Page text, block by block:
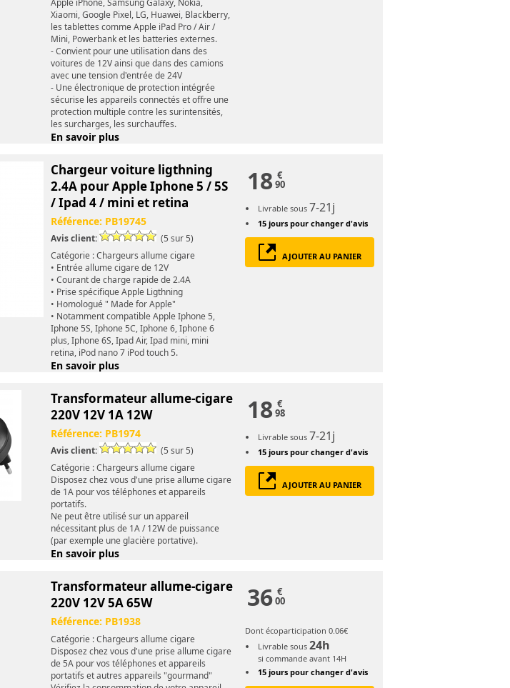
Apple iPhone, Samsung Galaxy, Nokia,
Xiaomi, Google Pixel, LG, Huawei, Blackberry,
les tablettes comme Apple iPad Pro / Air /
Mini, Powerbank et les batteries externes.
- Convient pour une utilisation dans des
voitures de 12V ainsi que dans des camions
avec une tension d'entrée de 24V
- Une électronique de protection intégrée
sécurise les appareils connectés et offre une
protection multiple contre les surintensités,
les surcharges, les surchauffes.
En savoir plus
Chargeur voiture ligthning
2.4A pour Apple Iphone 5 / 5S
/ Ipad 4 / mini et retina
Référence: PB19745
Avis client:
(5 sur 5)
Catégorie : Chargeurs allume cigare
• Entrée allume cigare de 12V
• Courant de charge rapide de 2.4A
• Prise spécifique Apple Ligthning
• Homologué " Made for Apple"
• Notamment compatible Apple Iphone 5,
Iphone 5S, Iphone 5C, Iphone 6, Iphone 6
plus, Iphone 6S, Ipad Air, Ipad mini, mini
retina, iPod nano 7 iPod touch 5.
En savoir plus
18 €
90
Livrable sous 7-21j
15 jours pour changer d'avis
AJOUTER AU PANIER
Transformateur allume-cigare
220V 12V 1A 12W
Référence: PB1974
Avis client:
(5 sur 5)
Catégorie : Chargeurs allume cigare
Disposez chez vous d'une prise allume cigare
de 1A pour vos téléphones et appareils
portatifs.
Ne peut être utilisé sur un appareil
nécessitant plus de 1A / 12W de puissance
(par exemple une glacière portative).
En savoir plus
18 €
98
Livrable sous 7-21j
15 jours pour changer d'avis
AJOUTER AU PANIER
Transformateur allume-cigare
220V 12V 5A 65W
Référence: PB1938
Catégorie : Chargeurs allume cigare
Disposez chez vous d'une prise allume cigare
de 5A pour vos téléphones et appareils
portatifs et autres appareils "gourmand"
36 €
00
Dont écoparticipation 0.06€
Livrable sous 24h
si commande avant 14H
15 jours pour changer d'avis